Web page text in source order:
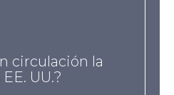
circulación la
UU.?